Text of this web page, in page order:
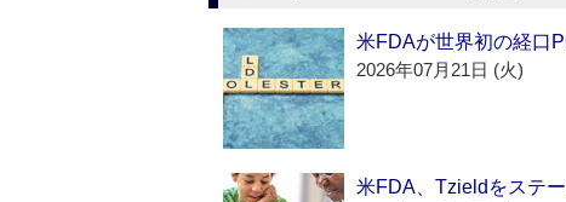
米FDAが世界初の経口
2026年07月21日 (火)
米FDA、Tzieldをステ